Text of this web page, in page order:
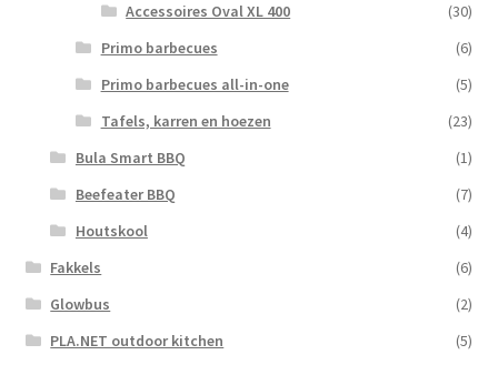
Accessoires Oval XL 400
(30)
Primo barbecues
(6)
Primo barbecues all-in-one
(5)
Tafels, karren en hoezen
(23)
Bula Smart BBQ
(1)
Beefeater BBQ
(7)
Houtskool
(4)
Fakkels
(6)
Glowbus
(2)
PLA.NET outdoor kitchen
(5)